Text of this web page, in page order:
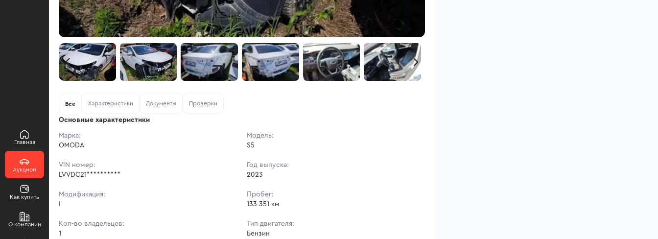
Главная
Аукцион
Как купить
О компании
Все Характеристики Документы Проверки
Основные характеристики
Марка:
OMODA
Модель:
S5
VIN номер:
LVVDC21**********
Год выпуска:
2023
Модификация:
Пробег:
133 351 км
Кол-во владельцев:
1
Тип двигателя:
Бензин